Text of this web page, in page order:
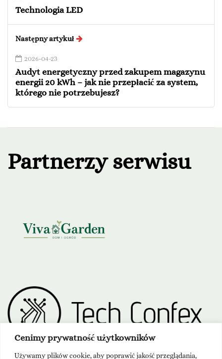
Cenimy prywatność użytkowników
Używamy plików cookie, aby poprawić jakość przeglądania,
Technologia LED
Następny artykuł
2026-04-23
Audyt energetyczny przed zakupem magazynu
energii 20 kWh – jak nie przepłacić za system,
którego nie potrzebujesz?
Partnerzy serwisu